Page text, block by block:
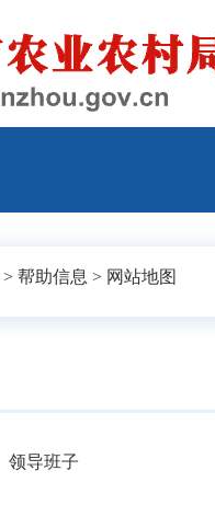
>帮助信息 > 网站地图
领导班子